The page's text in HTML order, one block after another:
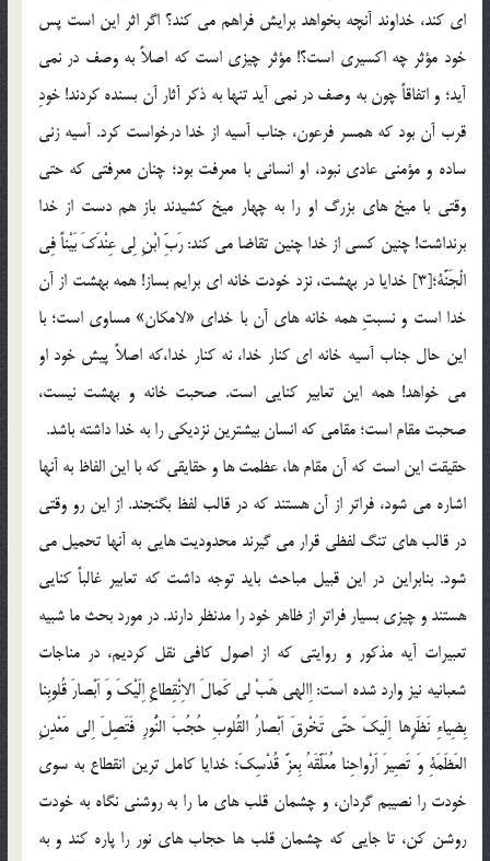
اي كند، خداوند آنچه بخواهد برايش فراهم مي كند؟ اگر اثر اين است پس
خود مؤثر چه اكسيري است؟! مؤثر چيزي است كه اصلاً به وصف در نمي
آيد؛ و اتفاقاً چون به وصف در نمي آيد تنها به ذكر آثار آن بسنده كردند! خودِ
قرب آن بود كه همسر فرعون، جناب آسيه از خدا درخواست كرد. آسيه زني
ساده و مؤمني عادي نبود، او انساني با معرفت بود؛ چنان معرفتي كه حتي
وقتي با ميخ هاي بزرگ او را به چهار ميخ كشيدند باز هم دست از خدا
برنداشت! چنين كسي از خدا چنين تقاضا مي كند: رَبِّ ابْنِ لِي عِنْدَكَ بَيْناً فِي
الْجَنَّة؛[3] خدايا در بهشت، نزد خودت خانه اي برايم بساز! همه بهشت از آن
خدا است و نسبتِ همه خانه هاي آن با خداي «لامكان» مساوي است؛ با
اين حال جناب آسيه خانه اي كنار خدا، نه كنار خدا،كه اصلاً پيش خود او
مي خواهد! همه اين تعابير كنايي است. صحبت خانه و بهشت نيست،
صحبت مقام است؛ مقامي كه انسان بيشترين نزديكي را به خدا داشته باشد.
حقيقت اين است كه آن مقام ها، عظمت ها و حقايقي كه با اين الفاظ به آنها
اشاره مي شود، فراتر از آن هستند كه در قالب لفظ بگنجند. از اين رو وقتي
در قالب هاي تنگ لفظي قرار مي گيرند محدوديت هايي به آنها تحميل مي
شود. بنابراين در اين قبيل مباحث بايد توجه داشت كه تعابير غالباً كنايي
هستند و چيزي بسيار فراتر از ظاهر خود را مدنظر دارند. در مورد بحث ما شبيه
تعبيرات آيه مذكور و روايتي كه از اصول كافي نقل كرديم، در مناجات
شعبانيه نيز وارد شده است: اِالهي هَبْ لي كَمالَ الاِنْقِطاعِ اِلَيْكَ وَ اَبْصارَ قُلوبِنا
بِضِياءِ نَظَرِها اِلَيكَ حتّي تَخْرقَ اَبْصارُ القُلوبِ حُجُبَ النُّورِ فَتَصِلَ اِلي مَعْدِنِ
العَظَمَةِ وَ‌ تَصِيرَ اَرْواحِنا مُعَلَّقَهُ بِعزَّ قُدْسِكَ؛ خدايا كامل ترين انقطاع به سوي
خودت را نصيبم گردان، و چشمان قلب هاي ما را به روشني نگاه به خودت
روشن كن، تا جايي كه چشمان قلب ها حجاب هاي نور را پاره كند و به